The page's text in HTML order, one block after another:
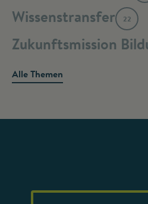
Wissenstransfer 22
Zukunftsmission
Alle Themen